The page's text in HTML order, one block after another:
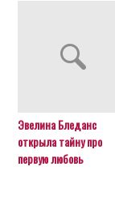
Эвелина Бледанс
открыла тайну про
первую любовь